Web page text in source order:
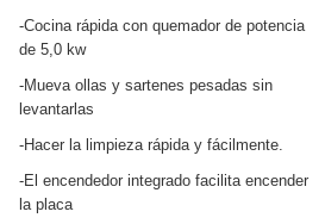
-Cocina rápida con quemador de potencia
de 5,0 kw
-Mueva ollas y sartenes pesadas sin
levantarlas
-Hacer la limpieza rápida y fácilmente.
-El encendedor integrado facilita encender
la placa